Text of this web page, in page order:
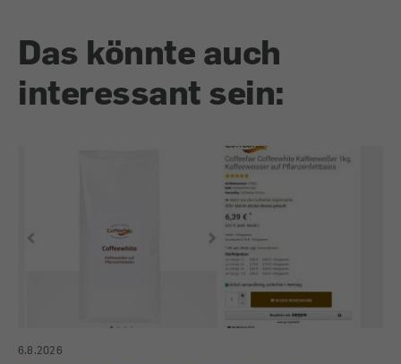
Das könnte auch
interessant sein:
6.8.2026